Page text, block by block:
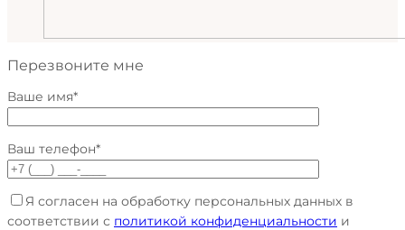
Перезвоните мне
Ваше имя*
Ваш телефон*
Я согласен на обработку персональных данных в
соответствии с политикой конфиденциальности и